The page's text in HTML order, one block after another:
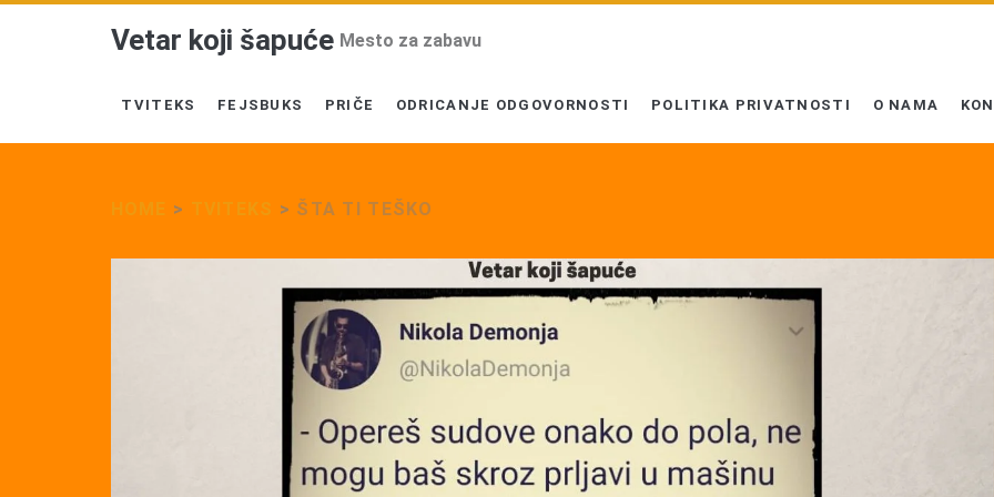
Vetar koji šapuće Mesto za zabavu
TVITEKS FEJSBUKS PRIČE ODRICANJE ODGOVORNOSTI POLITIKA PRIVATNOSTI O NAMA
> > ŠTA TI TEŠKO